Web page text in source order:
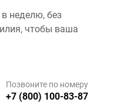
неделю, без
чтобы ваша
Позвоните по номеру
+7 (800) 100-83-87